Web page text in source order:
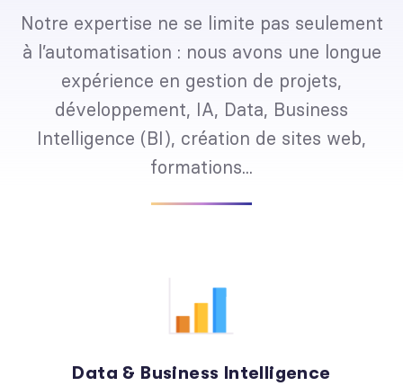
Notre expertise ne se limite pas seulement
à l’automatisation : nous avons une longue
expérience en gestion de projets,
développement, IA, Data, Business
Intelligence (BI), création de sites web,
formations...
Data & Business Intelligence